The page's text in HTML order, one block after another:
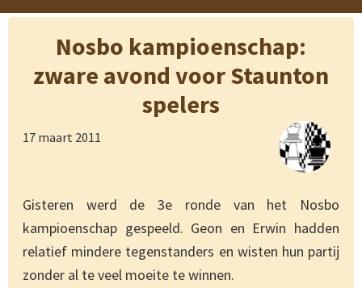
Nosbo kampioenschap:
zware avond voor Staunton
spelers
17 maart 2011
Gisteren werd de 3e ronde van het Nosbo
kampioenschap gespeeld. Geon en Erwin hadden
relatief mindere tegenstanders en wisten hun partij
zonder al te veel moeite te winnen.